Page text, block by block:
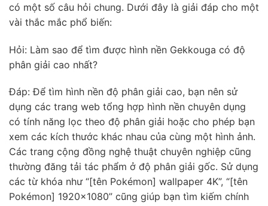
có một số câu hỏi chung. Dưới đây là giải đáp cho một
vài thắc mắc phổ biến:
Hỏi: Làm sao để tìm được hình nền Gekkouga có độ
phân giải cao nhất?
Đáp: Để tìm hình nền độ phân giải cao, bạn nên sử
dụng các trang web tổng hợp hình nền chuyên dụng
có tính năng lọc theo độ phân giải hoặc cho phép bạn
xem các kích thước khác nhau của cùng một hình ảnh.
Các trang cộng đồng nghệ thuật chuyên nghiệp cũng
thường đăng tải tác phẩm ở độ phân giải gốc. Sử dụng
các từ khóa như “[tên Pokémon] wallpaper 4K”, “[tên
Pokémon] 1920×1080” cũng giúp bạn tìm kiếm chính